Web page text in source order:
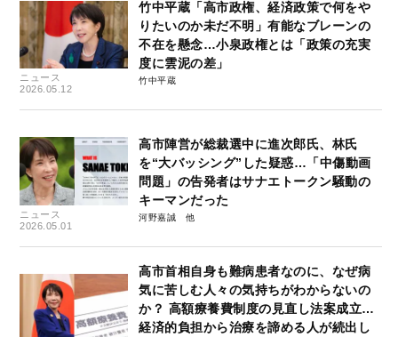
ニュース
2026.05.12
竹中平蔵「高市政権、経済政策で何をや
りたいのか未だ不明」有能なブレーンの
不在を懸念…小泉政権とは「政策の充実
度に雲泥の差」
竹中平蔵
ニュース
2026.05.01
高市陣営が総裁選中に進次郎氏、林氏
を“大バッシング”した疑惑…「中傷動画
問題」の告発者はサナエトークン騒動の
キーマンだった
河野嘉誠
高市首相自身も難病患者なのに、なぜ病
気に苦しむ人々の気持ちがわからないの
か？ 高額療養費制度の見直し法案成立…
経済的負担から治療を諦める人が続出し